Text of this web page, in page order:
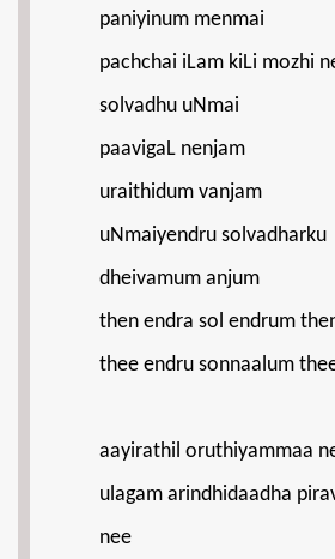
paniyinum menmai
pachchai iLam kiLi mozhi
solvadhu uNmai
paavigaL nenjam
uraithidum vanjam
uNmaiyendru solvadharku
dheivamum anjum
then endra sol endrum
thee endru sonnaalum
aayirathil oruthiyammaa
ulagam arindhidaadha
nee